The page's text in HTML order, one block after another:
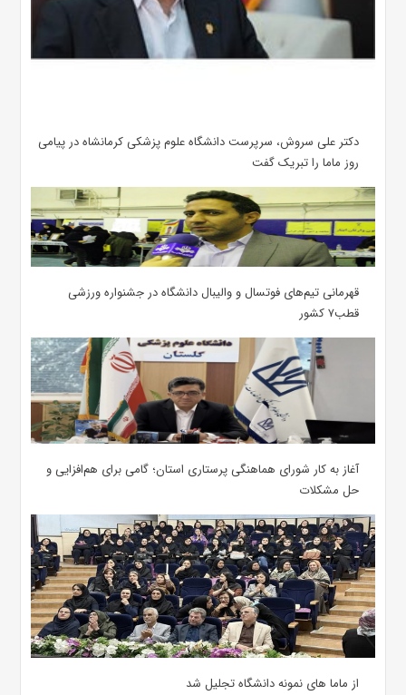
دکتر علی سروش، سرپرست دانشگاه علوم پزشکی کرمانشاه در پیامی
روز ماما را تبریک گفت
قهرمانی تیم‌های فوتسال و والیبال دانشگاه در جشنواره ورزشی
قطب۷ کشور
آغاز به کار شورای هماهنگی پرستاری استان؛ گامی برای هم‌افزایی و
حل مشکلات
از ماما های نمونه دانشگاه تجلیل شد